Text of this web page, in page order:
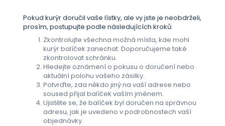
Pokud kurýr doručil vaše lístky, ale vy jste je neobdrželi,
prosím, postupujte podle následujících kroků:
Zkontrolujte všechna možná místa, kde mohl
kurýr balíček zanechat. Doporučujeme také
zkontrolovat schránku.
Hledejte oznámení o pokusu o doručení nebo
aktuální polohu vašeho zásilky.
Potvrďte, zda někdo jiný na vaší adrese nebo
soused přijal balíček vaším jménem.
Ujistěte se, že balíček byl doručen na správnou
adresu, jak je uvedeno v podrobnostech vaší
objednávky.